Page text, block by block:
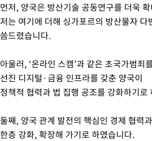
먼저, 양국은 방산기술 공동연구를 더욱
저는 여기에 더해 싱가포르의 방산물자
씀드렸습니다.
아울러, ‘온라인 스캠’과 같은 초국가범죄
선진 디지털·금융 인프라를 갖춘 양국이
정책적 협력과 법 집행 공조를 강화하기로
둘째, 양국 관계 발전의 핵심인 경제 협력
한층 강화, 확장해 가기로 하였습니다.